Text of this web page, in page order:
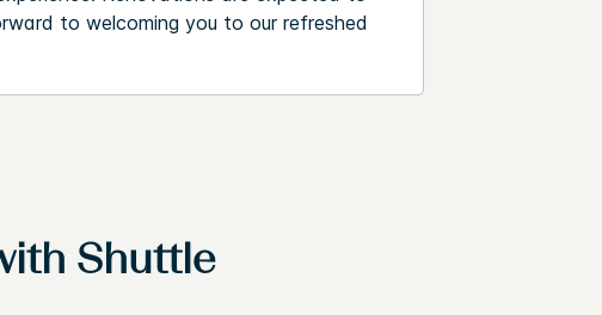
to welcoming you to our refreshed
Shuttle